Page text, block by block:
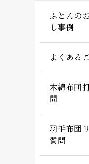
ふとんの
し事例
よくある
木綿布団
問
羽毛布団
質問